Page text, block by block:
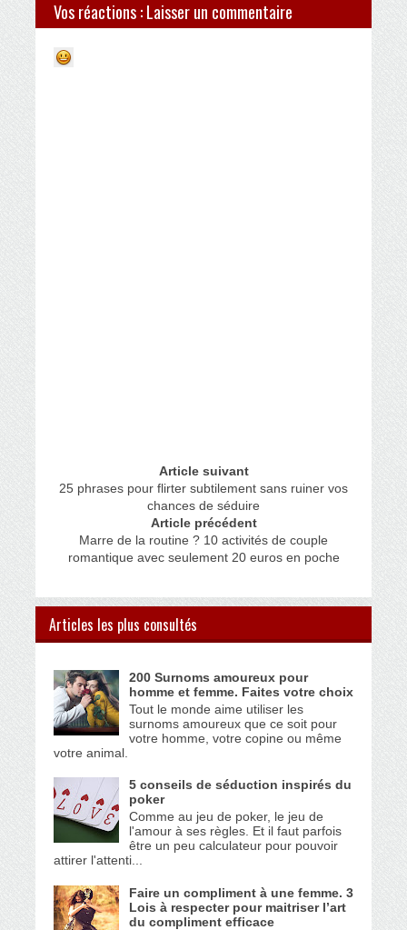
Vos réactions : Laisser un commentaire
Article suivant
25 phrases pour flirter subtilement sans ruiner vos
chances de séduire
Article précédent
Marre de la routine ? 10 activités de couple
romantique avec seulement 20 euros en poche
Articles les plus consultés
200 Surnoms amoureux pour
homme et femme. Faites votre choix
Tout le monde aime utiliser les
surnoms amoureux que ce soit pour
votre homme, votre copine ou même
votre animal.
5 conseils de séduction inspirés du
poker
Comme au jeu de poker, le jeu de
l'amour à ses règles. Et il faut parfois
être un peu calculateur pour pouvoir
attirer l'attenti...
Faire un compliment à une femme. 3
Lois à respecter pour maitriser l’art
du compliment efficace